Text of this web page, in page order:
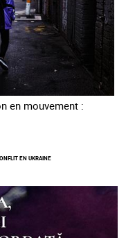
en mouvement :
EN UKRAINE